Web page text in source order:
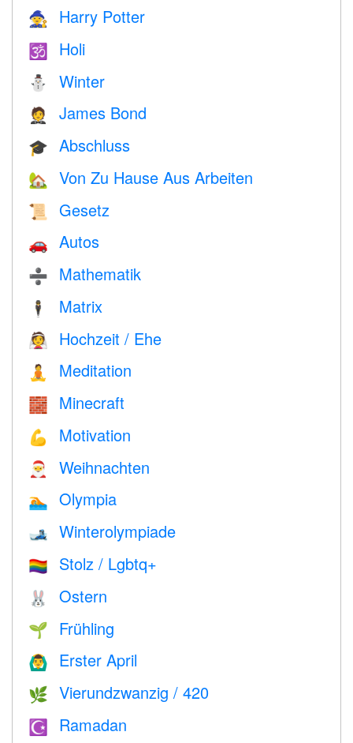
🧙 Harry Potter
🕉 Holi
⛄ Winter
🤵 James Bond
🎓 Abschluss
🏡 Von Zu Hause Aus Arbeiten
📜 Gesetz
🚗 Autos
➗ Mathematik
🕴️ Matrix
👰 Hochzeit / Ehe
🧘 Meditation
🧱 Minecraft
💪 Motivation
🎅 Weihnachten
🏊 Olympia
🎿 Winterolympiade
🏳️‍🌈 Stolz / Lgbtq+
🐰 Ostern
🌱 Frühling
🙆‍♂️ Erster April
🌿 Vierundzwanzig / 420
☪️ Ramadan